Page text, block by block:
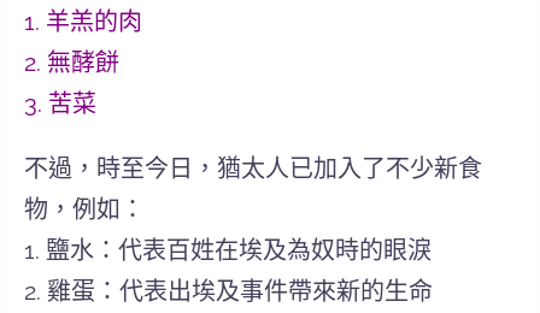
1. 羊羔的肉
2. 無酵餅
3. 苦菜
不過，時至今日，猶太人已加入了不少新食
物，例如：
1. 鹽水：代表百姓在埃及為奴時的眼淚
2. 雞蛋：代表出埃及事件帶來新的生命